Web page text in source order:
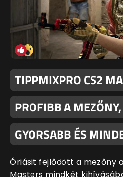
TIPPMIXPRO CS2
PROFIBB A
GYORSABB ÉS
Óriásit fejlődött a mezőny
Masters mindkét